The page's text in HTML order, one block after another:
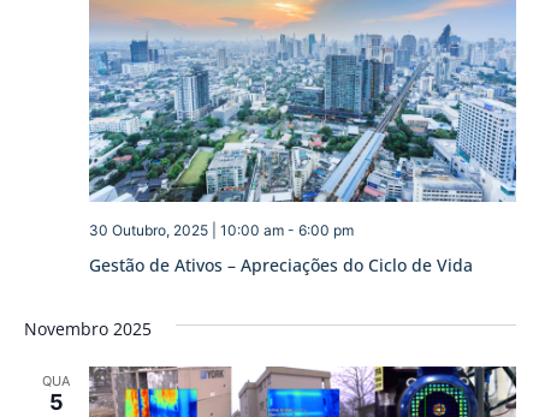
Gestão de Ativos – Apreciações do Ciclo de Vida
30 Outubro, 2025 | 10:00 am- 6:00 pm
Novembro 2025
QUA
5